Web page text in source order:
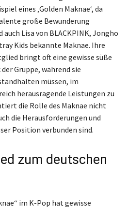
eines ‚Golden Maknae‘, da
große Bewunderung
Lisa von BLACKPINK, Jongho
Kids bekannte Maknae. Ihre
bringt oft eine gewisse süße
Gruppe, während sie
müssen, im
herausragende Leistungen zu
die Rolle des Maknae nicht
die Herausforderungen und
Position verbunden sind.
zum deutschen
im K-Pop hat gewisse